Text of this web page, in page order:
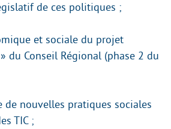
de ces politiques ;
et sociale du projet
du Conseil Régional (phase 2 du
de nouvelles pratiques sociales
TIC ;